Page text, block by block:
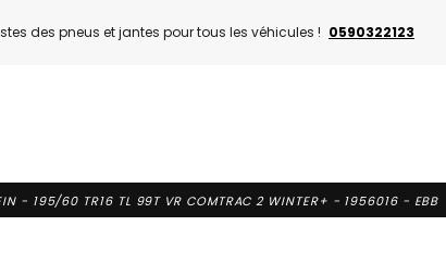
des pneus et jantes pour tous les véhicules ! 0590322123
- 195/60 TR16 TL 99T VR COMTRAC 2 WINTER+ - 1956016 - EBB